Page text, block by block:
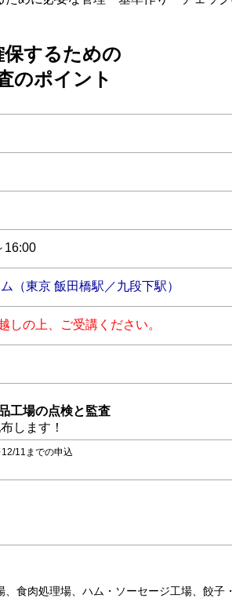
保するための
のポイント
16:00
（東京 飯田橋駅／九段下駅）
しの上、ご受講ください。
場の点検と監査
します！
11までの申込
食肉処理場、ハム・ソーセージ工場、餃子